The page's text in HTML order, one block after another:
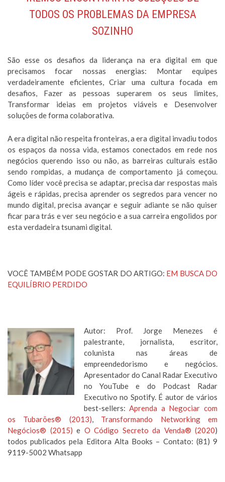
TODOS OS PROBLEMAS DA EMPRESA
SOZINHO
São esse os desafios da liderança na era digital em que
precisamos focar nossas energias: Montar equipes
verdadeiramente eficientes, Criar uma cultura focada em
desafios, Fazer as pessoas superarem os seus limites,
Transformar ideias em projetos viáveis e Desenvolver
soluções de forma colaborativa.
A era digital não respeita fronteiras, a era digital invadiu todos
os espaços da nossa vida, estamos conectados em rede nos
negócios querendo isso ou não, as barreiras culturais estão
sendo rompidas, a mudança de comportamento já começou.
Como líder você precisa se adaptar, precisa dar respostas mais
ágeis e rápidas, precisa aprender os segredos para vencer no
mundo digital, precisa avançar e seguir adiante se não quiser
ficar para trás e ver seu negócio e a sua carreira engolidos por
esta verdadeira tsunami digital.
VOCÊ TAMBÉM PODE GOSTAR DO ARTIGO: EM BUSCA DO
EQUILÍBRIO PERDIDO
Autor: Prof. Jorge Menezes é
palestrante, jornalista, escritor,
colunista nas áreas de
empreendedorismo e negócios.
Apresentador do Canal Radar Executivo
no YouTube e do Podcast Radar
Executivo no Spotify. É autor de vários
best-sellers:Aprenda a Negociar com
os Tubarões® (2013), Transformando Networking em
Negócios® (2015) e O Código Secreto da Venda® (2020)
todos publicados pela Editora Alta Books – Contato: (81) 9
9119-5002 Whatsapp